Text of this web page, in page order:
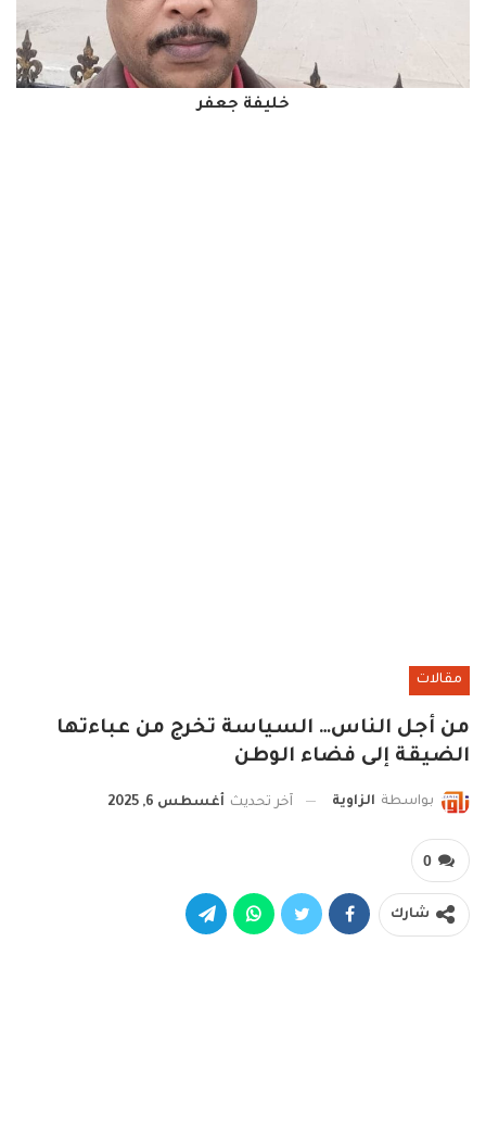
خليفة جعفر
مقالات
من أجل الناس… السياسة تخرج من عباءتها
الضيقة إلى فضاء الوطن
بواسطة الزاوية آخر تحديث أغسطس 6, 2025
0
شارك